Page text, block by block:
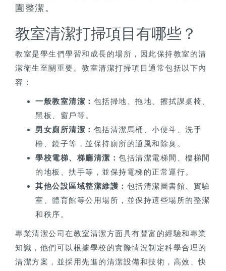
園整潔。
教室清潔打掃項目有哪些？
教室是學生們學習和成長的場所，因此保持教室的清
潔衛生至關重要。教室清潔打掃項目通常包括以下內
容：
一般教室清潔： 包括掃地、拖地、擦拭課桌椅、
黑板、窗戶等。
男女廁所清潔： 包括清潔馬桶、小便斗、洗手
檯、鏡子等，並保持廁所的通風和除臭。
學校電梯、梯廳清潔： 包括清潔電梯間、樓梯間
的地板、扶手等，並保持電梯的正常運行。
其他公設區域整潔維護： 包括清潔圖書館、實驗
室、體育館等公用場所，並保持這些場所的整潔
和秩序。
專業清潔公司在教室清潔方面具有豐富的經驗和專業
知識，他們可以根據學校的實際情況制定科學合理的
清潔方案，並採用先進的清潔設備和技術，高效、快